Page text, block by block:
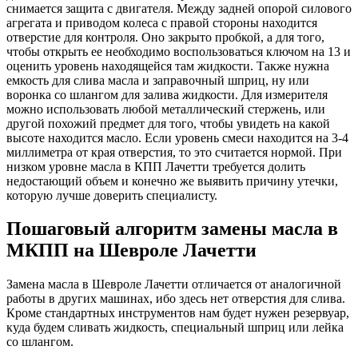
снимается защита с двигателя. Между задней опорой силового
агрегата и приводом колеса с правой стороны находится
отверстие для контроля. Оно закрыто пробкой, а для того,
чтобы открыть ее необходимо воспользоваться ключом на 13 и
оценить уровень находящейся там жидкости. Также нужна
емкость для слива масла и заправочный шприц, ну или
воронка со шлангом для залива жидкости. Для измерителя
можно использовать любой металлический стержень, или
другой похожий предмет для того, чтобы увидеть на какой
высоте находится масло. Если уровень смеси находится на 3-4
миллиметра от края отверстия, то это считается нормой. При
низком уровне масла в КПП Лачетти требуется долить
недостающий объем и конечно же выявить причину утечки,
которую лучше доверить специалисту.
Пошаговый алгоритм замены масла в
МКПП на Шевроле Лачетти
Замена масла в Шевроле Лачетти отличается от аналогичной
работы в других машинах, ибо здесь нет отверстия для слива.
Кроме стандартных инструментов нам будет нужен резервуар,
куда будем сливать жидкость, специальный шприц или лейка
со шлангом.